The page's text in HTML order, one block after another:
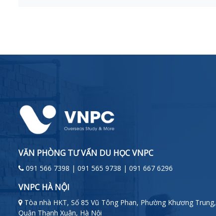
VĂN PHÒNG TƯ VẤN DU HỌC VNPC
091 566 7398 | 091 565 9738 | 091 667 6296
VNPC HÀ NỘI
Tòa nhà HKT, Số 85 Vũ Tông Phan, Phường Khương Trung,
Quận Thanh Xuân, Hà Nội